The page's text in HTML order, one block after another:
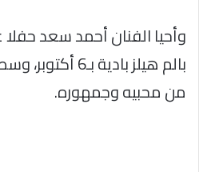
وأحيا الفنان أحمد سعد
بالم هيلز بادية
من محبيه وجمهوره.